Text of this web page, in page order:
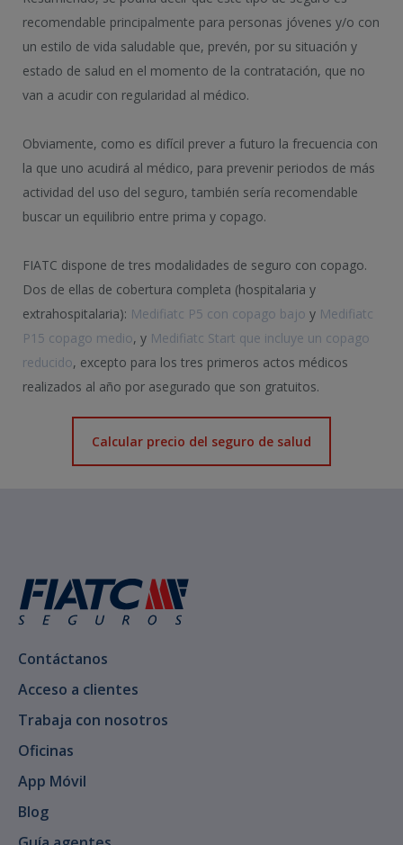
recomendable principalmente para personas jóvenes y/o con
un estilo de vida saludable que, prevén, por su situación y
estado de salud en el momento de la contratación, que no
van a acudir con regularidad al médico.
Obviamente, como es difícil prever a futuro la frecuencia con
la que uno acudirá al médico, para prevenir periodos de más
actividad del uso del seguro, también sería recomendable
buscar un equilibrio entre prima y copago.
FIATC dispone de tres modalidades de seguro con copago.
Dos de ellas de cobertura completa (hospitalaria y
extrahospitalaria): Medifiatc P5 con copago bajo y Medifiatc
P15 copago medio, y Medifiatc Start que incluye un copago
reducido, excepto para los tres primeros actos médicos
realizados al año por asegurado que son gratuitos.
Calcular precio del seguro de salud
Contáctanos
Acceso a clientes
Trabaja con nosotros
Oficinas
App Móvil
Blog